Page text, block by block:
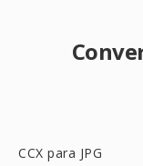
CCX para JPG